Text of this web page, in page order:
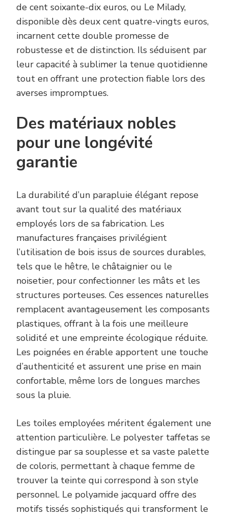
de cent soixante-dix euros, ou Le Milady,
disponible dès deux cent quatre-vingts euros,
incarnent cette double promesse de
robustesse et de distinction. Ils séduisent par
leur capacité à sublimer la tenue quotidienne
tout en offrant une protection fiable lors des
averses impromptues.
Des matériaux nobles
pour une longévité
garantie
La durabilité d’un parapluie élégant repose
avant tout sur la qualité des matériaux
employés lors de sa fabrication. Les
manufactures françaises privilégient
l’utilisation de bois issus de sources durables,
tels que le hêtre, le châtaignier ou le
noisetier, pour confectionner les mâts et les
structures porteuses. Ces essences naturelles
remplacent avantageusement les composants
plastiques, offrant à la fois une meilleure
solidité et une empreinte écologique réduite.
Les poignées en érable apportent une touche
d’authenticité et assurent une prise en main
confortable, même lors de longues marches
sous la pluie.
Les toiles employées méritent également une
attention particulière. Le polyester taffetas se
distingue par sa souplesse et sa vaste palette
de coloris, permettant à chaque femme de
trouver la teinte qui correspond à son style
personnel. Le polyamide jacquard offre des
motifs tissés sophistiqués qui transforment le